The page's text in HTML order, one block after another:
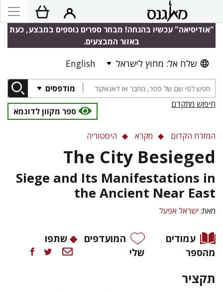
"אודיסיאה" עכשיו בהנחה! מבחר ספרים נוספים במבצע, כעת
באזור המבצעים.
שלח אל: מחוץ לישראל English
מודפסים
חיפוש מתקדם
ספר מקוון לדוגמא
המזרח הקדום מקרא היסטוריה
The City Besieged
Siege and Its Manifestations in
the Ancient Near East
מאת: ישראל אפעל
עמודים
מהספר
המועדפים
שלי
שתפו
תקציר